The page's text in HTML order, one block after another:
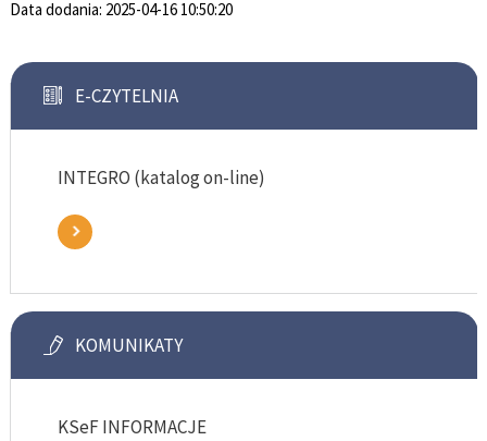
Data dodania: 2025-04-16 10:50:20
E-CZYTELNIA
INTEGRO (katalog on-line)
KOMUNIKATY
KSeF INFORMACJE